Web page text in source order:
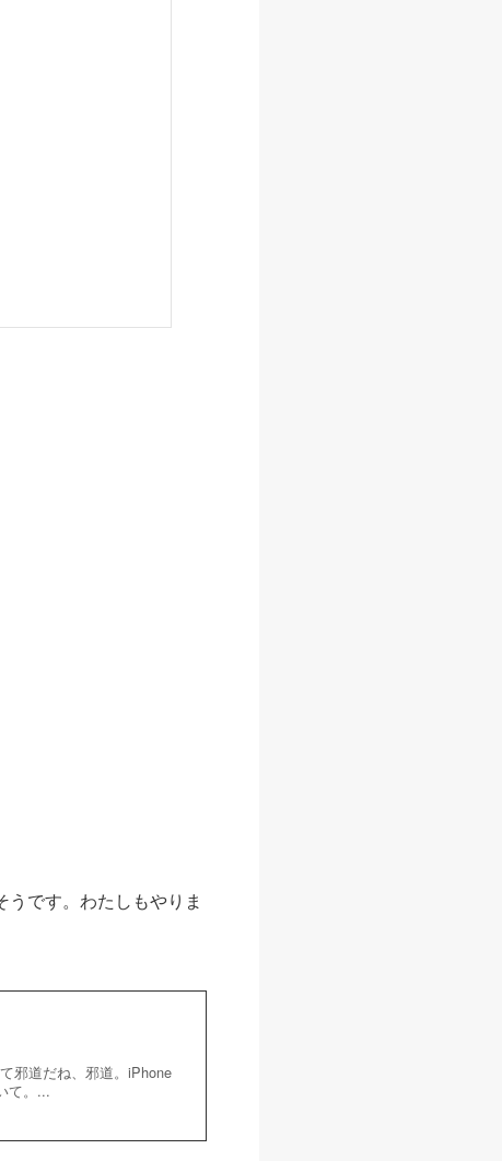
うです。わたしもやりま
邪道だね、邪道。iPhone
て。...